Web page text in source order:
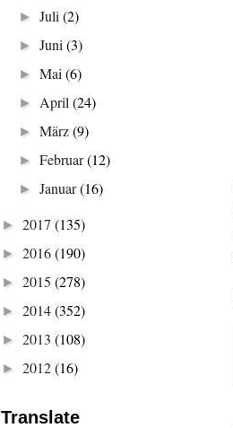
►Juli(2)
►Juni(3)
►Mai(6)
► April(24)
►März(9)
►Februar(12)
►Januar(16)
► 2017 (135)
► 2016(190)
► 2015 (278)
► 2014(352)
► 2013 (108)
► 2012(16)
Translate